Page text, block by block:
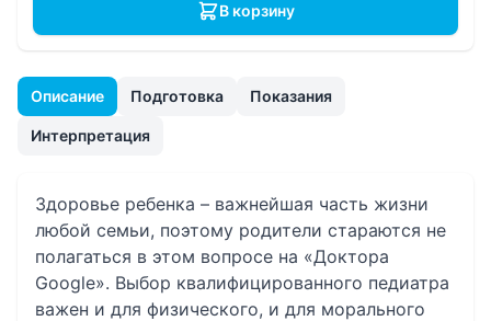
Описание Подготовка Показания
Интерпретация
Здоровье ребенка – важнейшая часть жизни
любой семьи, поэтому родители стараются не
полагаться в этом вопросе на «Доктора
Google». Выбор квалифицированного педиатра
важен и для физического, и для морального
В корзину